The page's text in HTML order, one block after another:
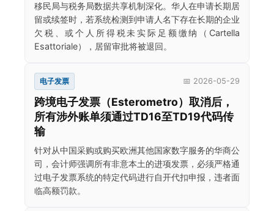
移民局与税务局数据共享机制深化。华人在申请长期居
留或续签时，若系统检测到申请人名下存在长期的企业
欠税、或个人所得税未实际足额缴纳（Cartella
Esattoriale），居留审批将被退回。
电子发票 📅 2026-05-29
跨境电子发票（Esterometro）取消后，
所有涉外账单须通过TD16至TD19代码传
输
针对从中国采购或购买欧洲其他国家数字服务的华商公
司，会计师强调所有非意本土的进项发票，必须严格通
过电子发票系统的特定代码进行自开代扣申报，违者面
临高额罚款。